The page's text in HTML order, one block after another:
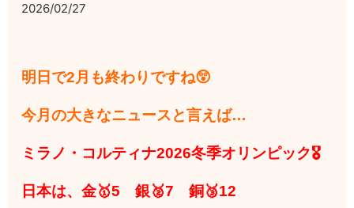
2026/02/27
明日で2月も終わりですね😲
今月の大きなニュースと言えば…
ミラノ・コルティナ2026冬季オリンピック🎖
日本は、金🥇5 銀🥈7 銅🥉12